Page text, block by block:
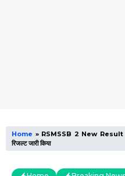
Home » RSMSSB 2 New Result
रिजल्ट जारी किया